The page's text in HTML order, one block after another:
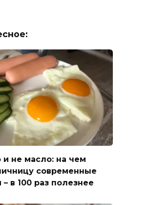
и не масло: на чем
современные
– в 100 раз полезнее